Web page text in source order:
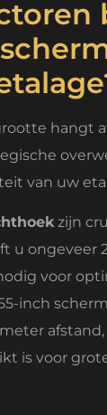
hangt
van uw
zijn
u ongeveer
voor
inch
is voor